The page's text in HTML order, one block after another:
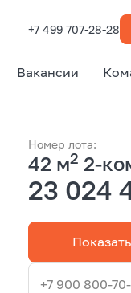
+7 499 707-28-28
Вакансии
Номер лота:
42 м2 2-
23 024
+7 900 800-